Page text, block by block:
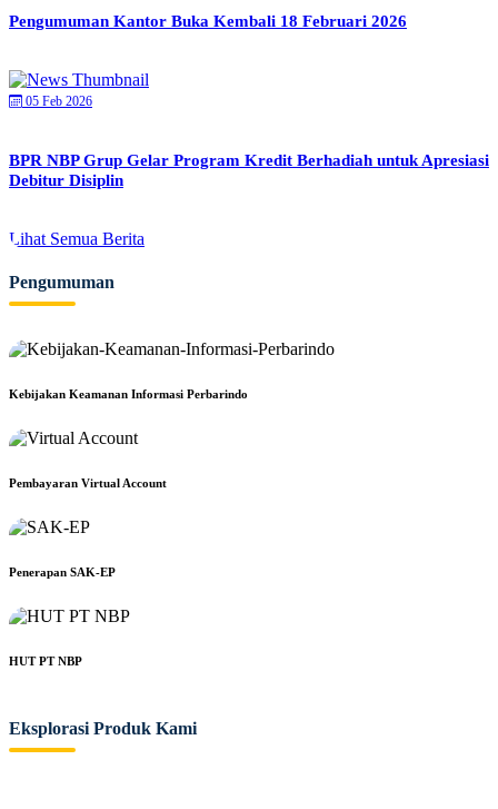
Pengumuman Kantor Buka Kembali 18 Februari 2026
05 Feb 2026
BPR NBP Grup Gelar Program Kredit Berhadiah untuk Apresiasi
Debitur Disiplin
Lihat Semua Berita
Pengumuman
Kebijakan Keamanan Informasi Perbarindo
Pembayaran Virtual Account
Penerapan SAK-EP
HUT PT NBP
Eksplorasi Produk Kami